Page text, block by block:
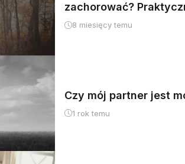
zachorować?
8 miesięcy temu
Czy mój partner jest
1 rok temu